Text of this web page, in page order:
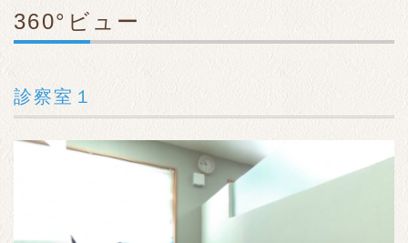
360°ビュー
診察室１